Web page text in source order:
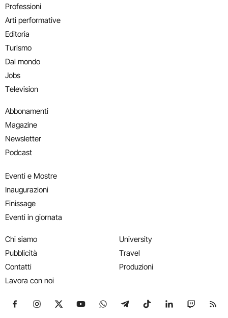
Professioni
Arti performative
Editoria
Turismo
Dal mondo
Jobs
Television
Abbonamenti
Magazine
Newsletter
Podcast
Eventi e Mostre
Inaugurazioni
Finissage
Eventi in giornata
Chi siamo
Pubblicità
Contatti
Lavora con noi
University
Travel
Produzioni
Seguici su Facebook
Seguici su Instagram
Seguici su X
Seguici su YouTube
Seguici su WhatsApp
Seguici su Telegram
Seguici su TikTok
Seguici su
Seguici